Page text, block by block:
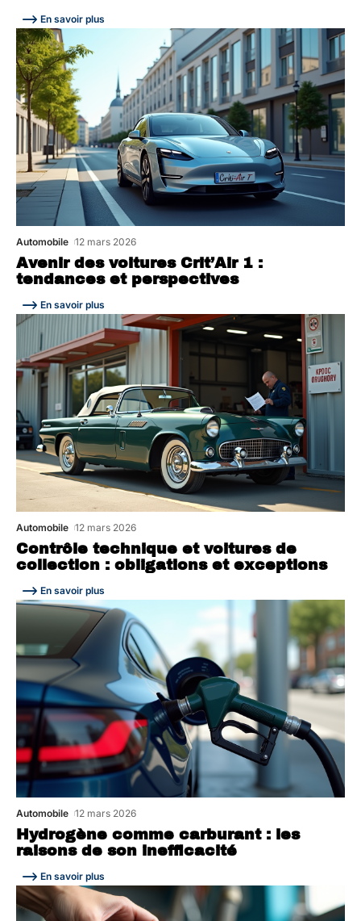
En savoir plus
Avenir des voitures Crit’Air 1 :
tendances et perspectives
Automobile 12 mars 2026
En savoir plus
Contrôle technique et voitures de
collection : obligations et exceptions
Automobile 12 mars 2026
En savoir plus
Hydrogène comme carburant : les
raisons de son inefficacité
Automobile 12 mars 2026
En savoir plus